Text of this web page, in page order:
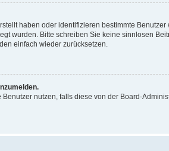
haben oder identifizieren bestimmte
wurden. Bitte schreiben Sie keine sinnlosen
einfach wieder zurücksetzen.
nutzen, falls diese von der Board-